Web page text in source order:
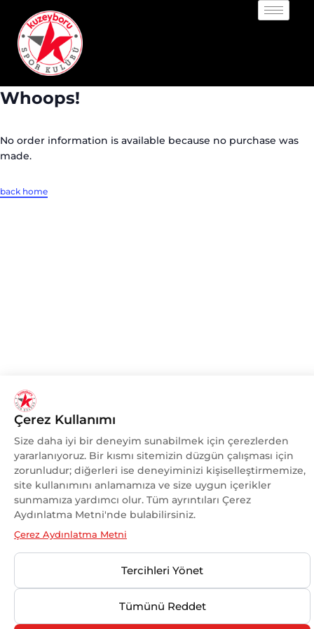
Whoops!
No order information is available because no purchase was
made.
back home
Çerez Kullanımı
Size daha iyi bir deneyim sunabilmek için çerezlerden
yararlanıyoruz. Bir kısmı sitemizin düzgün çalışması için
zorunludur; diğerleri ise deneyiminizi kişiselleştirmemize,
site kullanımını anlamamıza ve size uygun içerikler
sunmamıza yardımcı olur. Tüm ayrıntıları Çerez
Aydınlatma Metni'nde bulabilirsiniz.
Çerez Aydınlatma Metni
Tercihleri Yönet
Tümünü Reddet